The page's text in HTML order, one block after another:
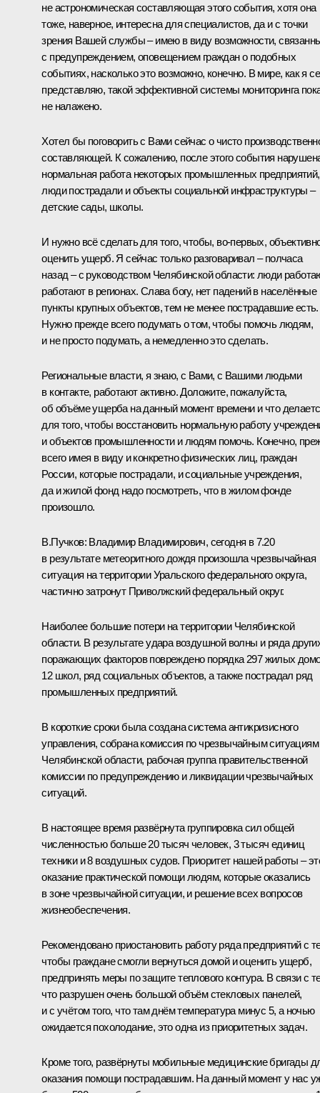
не астрономическая составляющая этого события, хотя она
тоже, наверное, интересна для специалистов, да и с точки
зрения Вашей службы – имею в виду возможности,
с предупреждением, оповещением граждан о подобных
событиях, насколько это возможно, конечно. В мире, как я
представляю, такой эффективной системы мониторинга
не налажено.
Хотел бы поговорить с Вами сейчас о чисто
составляющей. К сожалению, после этого события
нормальная работа некоторых промышленных предприятий,
люди пострадали и объекты социальной инфраструктуры –
детские сады, школы.
И нужно всё сделать для того, чтобы, во‑первых,
оценить ущерб. Я сейчас только разговаривал – полчаса
назад – с руководством Челябинской области: люди
работают в регионах. Слава богу, нет падений в населённые
пункты крупных объектов, тем не менее пострадавшие есть.
Нужно прежде всего подумать о том, чтобы помочь людям,
и не просто подумать, а немедленно это сделать.
Региональные власти, я знаю, с Вами, с Вашими людьми
в контакте, работают активно. Доложите, пожалуйста,
об объёме ущерба на данный момент времени и что
для того, чтобы восстановить нормальную работу
и объектов промышленности и людям помочь. Конечно,
всего имея в виду и конкретно физических лиц, граждан
России, которые пострадали, и социальные учреждения,
да и жилой фонд надо посмотреть, что в жилом фонде
произошло.
В.Пучков: Владимир Владимирович, сегодня в 7.20
в результате метеоритного дождя произошла чрезвычайная
ситуация на территории Уральского федерального округа,
частично затронут Приволжский федеральный округ.
Наиболее большие потери на территории Челябинской
области. В результате удара воздушной волны и ряда
поражающих факторов повреждено порядка 297 жилых
12 школ, ряд социальных объектов, а также пострадал ряд
промышленных предприятий.
В короткие сроки была создана система антикризисного
управления, собрана комиссия по чрезвычайным ситуациям
Челябинской области, рабочая группа правительственной
комиссии по предупреждению и ликвидации чрезвычайных
ситуаций.
В настоящее время развёрнута группировка сил общей
численностью больше 20 тысяч человек, 3 тысяч единиц
техники и 8 воздушных судов. Приоритет нашей работы –
оказание практической помощи людям, которые оказались
в зоне чрезвычайной ситуации, и решение всех вопросов
жизнеобеспечения.
Рекомендовано приостановить работу ряда предприятий с
чтобы граждане смогли вернуться домой и оценить ущерб,
предпринять меры по защите теплового контура. В связи с
что разрушен очень большой объём стекловых панелей,
и с учётом того, что там днём температура минус 5, а ночью
ожидается похолодание, это одна из приоритетных задач.
Кроме того, развёрнуты мобильные медицинские бригады
оказания помощи пострадавшим. На данный момент у нас